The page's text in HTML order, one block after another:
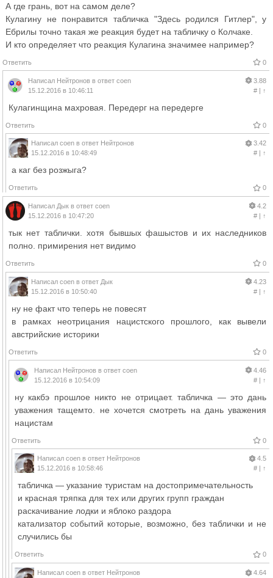
А где грань, вот на самом деле?
Кулагину не понравится табличка "Здесь родился Гитлер", у
Ебрилы точно такая же реакция будет на табличку о Колчаке.
И кто определяет что реакция Кулагина значимее например?
Ответить 0
Написал Нейтронов в ответ coen
15.12.2016 в 10:46:11
3.88
#| ↑
Кулагинщина махровая. Передерг на передерге
Ответить 0
Написал coen в ответ Нейтронов
15.12.2016 в 10:48:49
3.42
#| ↑
а каг без розжыга?
Ответить 0
Написал Дык в ответ coen
15.12.2016 в 10:47:20
4.2
#| ↑
тык нет таблички. хотя бывшых фашыстов и их наследников
полно. примирения нет видимо
Ответить 0
Написал coen в ответ Дык
15.12.2016 в 10:50:40
4.23
#| ↑
ну не факт что теперь не повесят
в рамках неотрицания нацистского прошлого, как вывели
австрийские историки
Ответить 0
Написал Нейтронов в ответ coen
15.12.2016 в 10:54:09
4.46
#| ↑
ну какбэ прошлое никто не отрицает. табличка — это дань
уважения тащемто. не хочется смотреть на дань уважения
нацистам
Ответить 0
Написал coen в ответ Нейтронов
15.12.2016 в 10:58:46
4.5
#| ↑
табличка — указание туристам на достопримечательность
и красная тряпка для тех или других групп граждан
раскачивание лодки и яблоко раздора
катализатор событий которые, возможно, без таблички и не
случились бы
Ответить 0
Написал coen в ответ Нейтронов
4.64